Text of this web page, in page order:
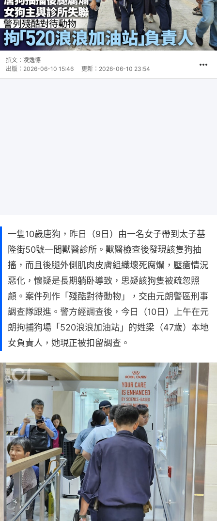
撰文： 凌逸德
出版： 2026-06-10 15:46 更新： 2026-06-10 23:54
一隻10歲唐狗，昨日（9日）由一名女子帶到太子基
隆街50號一間獸醫診所。獸醫檢查後發現該隻狗抽
搐，而且後腿外側肌肉皮膚組織壞死腐爛，壓瘡情況
惡化，懷疑是長期躺卧導致，思疑該狗隻被疏忽照
顧。案件列作「殘酷對待動物」，交由元朗警區刑事
調查隊跟進。警方經調查後，今日（10日）上午在元
朗拘捕狗場「520浪浪加油站」的姓梁（47歲）本地
女負責人，她現正被扣留調查。